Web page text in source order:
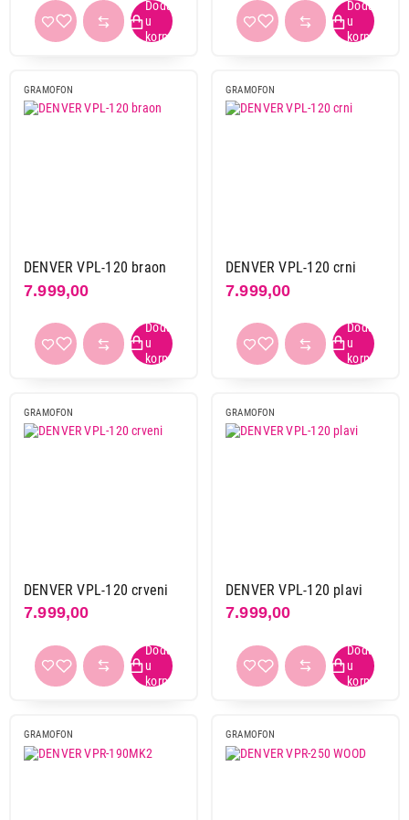
GRAMOFON
DENVER VPL-120 braon
7.999,00
GRAMOFON
DENVER VPL-120 crni
7.999,00
GRAMOFON
DENVER VPL-120 crveni
7.999,00
GRAMOFON
DENVER VPL-120 plavi
7.999,00
GRAMOFON GRAMOFON